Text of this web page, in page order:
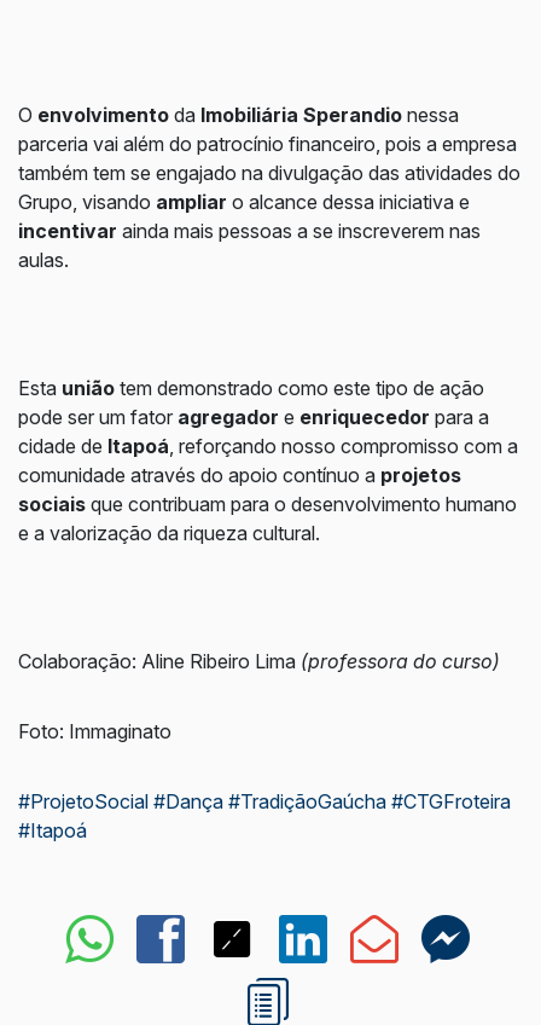
O envolvimento da Imobiliária Sperandio nessa
parceria vai além do patrocínio financeiro, pois a empresa
também tem se engajado na divulgação das atividades do
Grupo, visando ampliar o alcance dessa iniciativa e
incentivar ainda mais pessoas a se inscreverem nas
aulas.
Esta união tem demonstrado como este tipo de ação
pode ser um fator agregador e enriquecedor para a
cidade de Itapoá, reforçando nosso compromisso com a
comunidade através do apoio contínuo a projetos
sociais que contribuam para o desenvolvimento humano
e a valorização da riqueza cultural.
Colaboração: Aline Ribeiro Lima (professora do curso)
Foto: Immaginato
#ProjetoSocial #Dança #TradiçãoGaúcha #CTGFroteira
#Itapoá